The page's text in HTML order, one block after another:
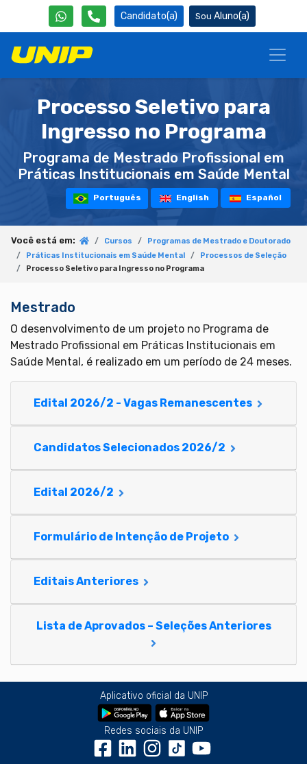
Candidato(a) Aluno(a)
Processo Seletivo para
Ingresso no Programa
Programa de Mestrado Profissional em
Práticas Institucionais em Saúde Mental
Português English Español
Você está em: Cursos
Programas de Mestrado e Doutorado
Práticas Institucionais em Saúde Mental
Processos de Seleção
Processo Seletivo para Ingresso no Programa
Mestrado
O desenvolvimento de um projeto no Programa de
Mestrado Profissional em Práticas Institucionais em
Saúde Mental, é realizado em um período de 24 meses.
Edital 2026/2 - Vagas Remanescentes
Candidatos Selecionados 2026/2
Edital 2026/2
Formulário de Intenção de Projeto
Editais Anteriores
Lista de Aprovados – Seleções Anteriores
Aplicativo oficial da UNIP
Redes sociais da UNIP